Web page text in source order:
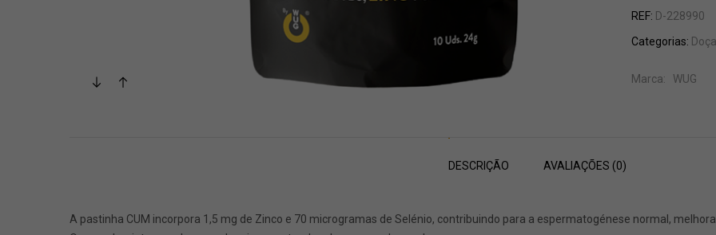
REF: D-228990
Categorias:
Marca: WUG
DESCRIÇÃO AVALIAÇÕES (0)
A pastinha CUM incorpora 1,5 mg de Zinco e 70 microgramas de Selénio, contribuindo para a espermatogénese normal,